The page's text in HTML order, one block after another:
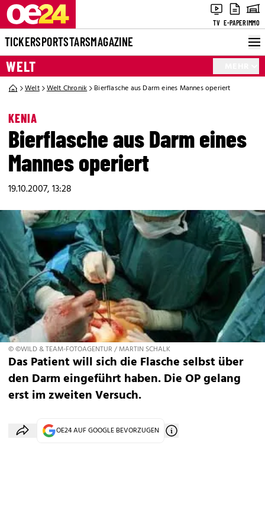
TV E-PAPERIMMO
TICKERSPORTSTARSMAGAZINE
WELT
Welt Welt Chronik Bierflasche aus Darm eines Mannes operiert
KENIA
Bierflasche aus Darm eines
Mannes operiert
19.10.2007, 13:28
© ©WILD & TEAM-FOTOAGENTUR / MARTIN SCHALK
Das Patient will sich die Flasche selbst über
den Darm eingeführt haben. Die OP gelang
erst im zweiten Versuch.
OE24 AUF GOOGLE BEVORZUGEN